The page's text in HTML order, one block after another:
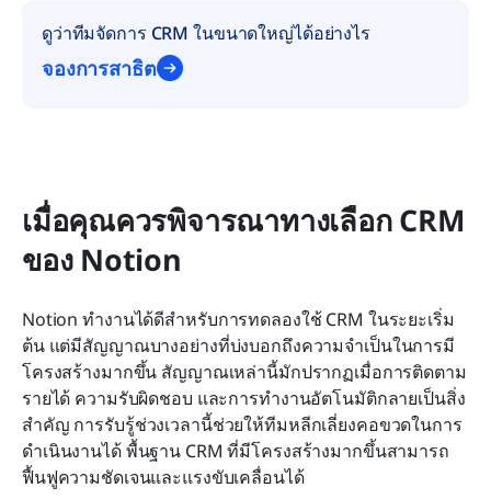
ดูว่าทีมจัดการ CRM ในขนาดใหญ่ได้อย่างไร
จองการสาธิต
เมื่อคุณควรพิจารณาทางเลือก CRM
ของ Notion
Notion ทำงานได้ดีสำหรับการทดลองใช้ CRM ในระยะเริ่ม
ต้น แต่มีสัญญาณบางอย่างที่บ่งบอกถึงความจำเป็นในการมี
โครงสร้างมากขึ้น สัญญาณเหล่านี้มักปรากฏเมื่อการติดตาม
รายได้ ความรับผิดชอบ และการทำงานอัตโนมัติกลายเป็นสิ่ง
สำคัญ การรับรู้ช่วงเวลานี้ช่วยให้ทีมหลีกเลี่ยงคอขวดในการ
ดำเนินงานได้ พื้นฐาน CRM ที่มีโครงสร้างมากขึ้นสามารถ
ฟื้นฟูความชัดเจนและแรงขับเคลื่อนได้